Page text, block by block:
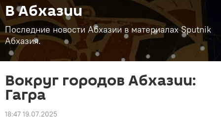
В Абхазии
Последние новости Абхазии в материалах Sputnik
Абхазия.
Вокруг городов Абхазии:
Гагра
18:47 19.07.2025